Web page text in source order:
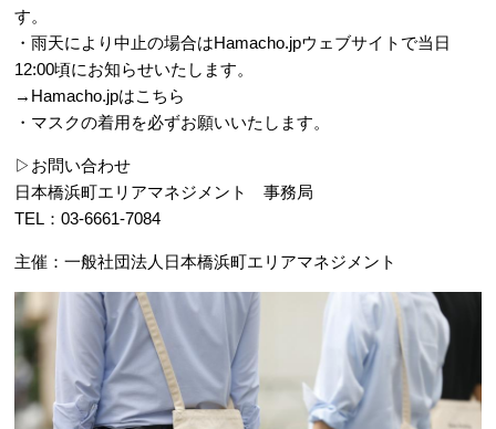
す。
・雨天により中止の場合はHamacho.jpウェブサイトで当日
12:00頃にお知らせいたします。
→ Hamacho.jpはこちら
・マスクの着用を必ずお願いいたします。
▷お問い合わせ
日本橋浜町エリアマネジメント 事務局
TEL：03-6661-7084
主催：一般社団法人日本橋浜町エリアマネジメント